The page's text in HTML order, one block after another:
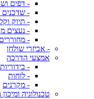
- דפים
- שדכנים
- תיוק
- נעצים
- מחוררים
- אביזרי שולחן
אמצעי הדרכה
-
- לוחות
- מקרנים
טכנולוגיה